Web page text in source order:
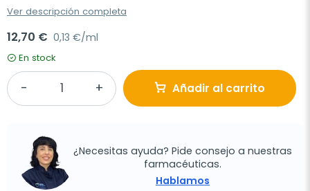
Ver descripción completa
12,70 € 0,13 €/ml
En stock
Añadir al carrito
¿Necesitas ayuda? Pide consejo a nuestras
farmacéuticas.
Hablamos